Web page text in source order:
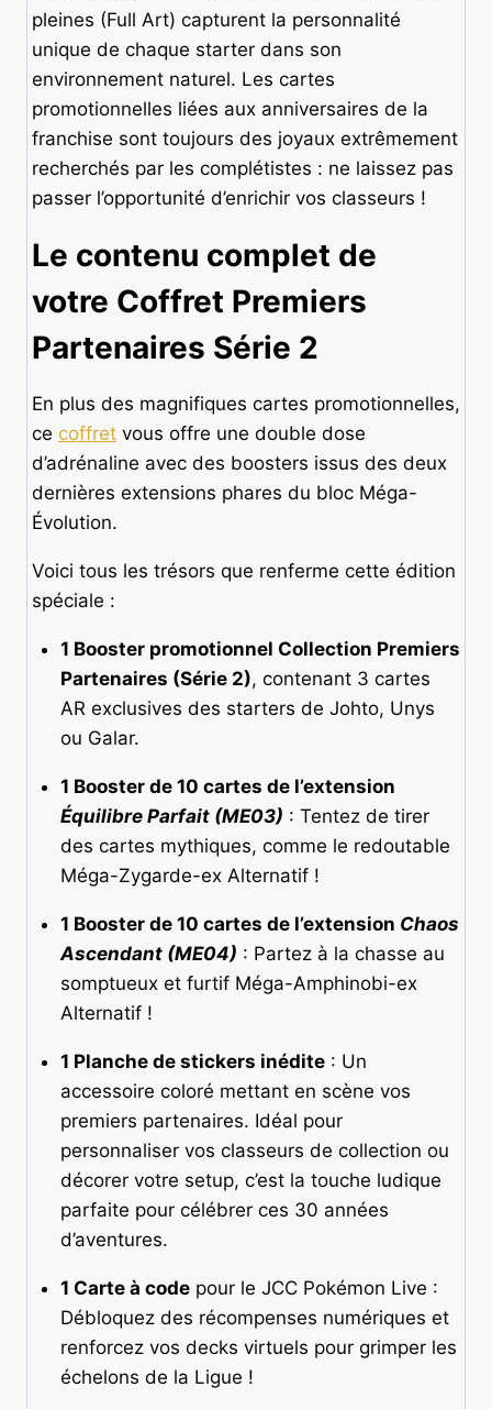
pleines (Full Art) capturent la personnalité
unique de chaque starter dans son
environnement naturel. Les cartes
promotionnelles liées aux anniversaires de la
franchise sont toujours des joyaux extrêmement
recherchés par les complétistes : ne laissez pas
passer l’opportunité d’enrichir vos classeurs !
Le contenu complet de
votre Coffret Premiers
Partenaires Série 2
En plus des magnifiques cartes promotionnelles,
ce coffret vous offre une double dose
d’adrénaline avec des boosters issus des deux
dernières extensions phares du bloc Méga-
Évolution.
Voici tous les trésors que renferme cette édition
spéciale :
1 Booster promotionnel Collection Premiers
Partenaires (Série 2), contenant 3 cartes
AR exclusives des starters de Johto, Unys
ou Galar.
1 Booster de 10 cartes de l’extension
Équilibre Parfait (ME03) : Tentez de tirer
des cartes mythiques, comme le redoutable
Méga-Zygarde-ex Alternatif !
1 Booster de 10 cartes de l’extension Chaos
Ascendant (ME04) : Partez à la chasse au
somptueux et furtif Méga-Amphinobi-ex
Alternatif !
1 Planche de stickers inédite: Un
accessoire coloré mettant en scène vos
premiers partenaires. Idéal pour
personnaliser vos classeurs de collection ou
décorer votre setup, c’est la touche ludique
parfaite pour célébrer ces 30 années
d’aventures.
1 Carte à codepour le JCC Pokémon Live :
Débloquez des récompenses numériques et
renforcez vos decks virtuels pour grimper les
échelons de la Ligue !